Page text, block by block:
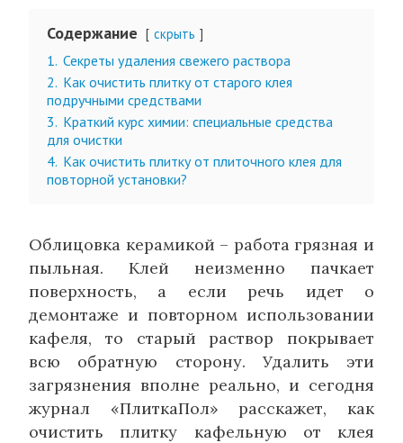
Содержание скрыть
1. Секреты удаления свежего раствора
2. Как очистить плитку от старого клея
подручными средствами
3. Краткий курс химии: специальные средства
для очистки
4. Как очистить плитку от плиточного клея для
повторной установки?
Облицовка керамикой – работа грязная и
пыльная. Клей неизменно пачкает
поверхность, а если речь идет о
демонтаже и повторном использовании
кафеля, то старый раствор покрывает
всю обратную сторону. Удалить эти
загрязнения вполне реально, и сегодня
журнал «ПлиткаПол» расскажет, как
очистить плитку кафельную от клея